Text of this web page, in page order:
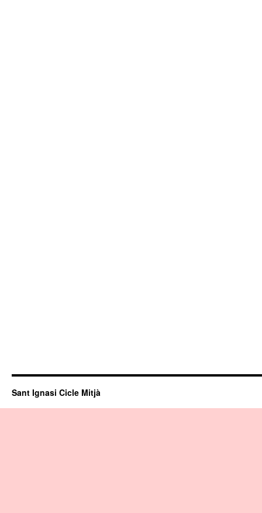
Sant Ignasi Cicle Mitjà